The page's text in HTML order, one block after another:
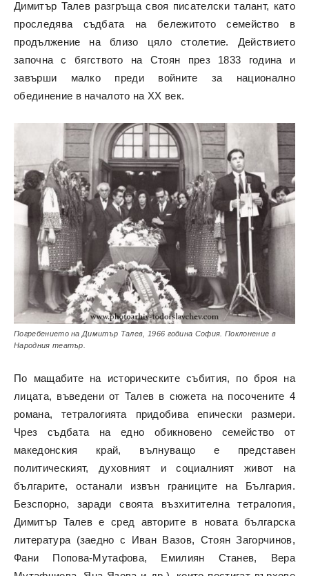
Димитър Талев разгръща своя писателски талант, като
проследява съдбата на бележитото семейство в
продължение на близо цяло столетие. Действието
започна с бягството на Стоян през 1833 година и
завърши малко преди войните за национално
обединение в началото на XX век.
Погребението на Димитър Талев, 1966 година София. Поклонение в
Народния театър.
По мащабите на историческите събития, по броя на
лицата, въведени от Талев в сюжета на посочените 4
романа, тетралогията придобива епически размери.
Чрез съдбата на едно обикновено семейство от
македонския край, вълнуващо е представен
политическият, духовният и социалният живот на
българите, останали извън границите на България.
Безспорно, заради своята възхитителна тетралогия,
Димитър Талев е сред авторите в новата българска
литература (заедно с Иван Вазов, Стоян Загорчинов,
Фани Попова-Мутафова, Емилиян Станев, Вера